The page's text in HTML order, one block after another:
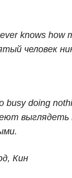
knows how
человек
busy doing
выглядеть
Кин